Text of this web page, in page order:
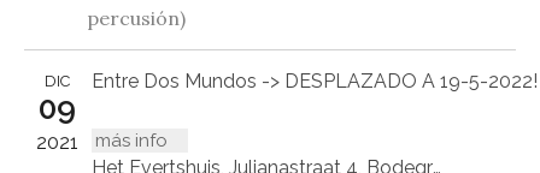
percusión)
Entre Dos Mundos -> DESPLAZADO A 19-5-2022!
más info
DIC
09
2021
Het Evertshuis, Julianastraat 4, Bodegraven